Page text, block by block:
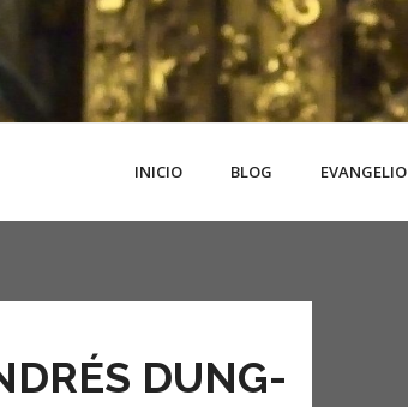
INICIO BLOG EVANGELIO
DUNG-